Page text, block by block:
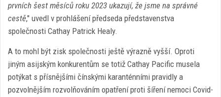
prvních šest měsíců roku 2023 ukazují, že jsme na správné
cestě," uvedl v prohlášení předseda představenstva
společnosti Cathay Patrick Healy.
A to mohl být zisk společnosti ještě výrazně vyšší. Oproti
jiným asijským konkurentům se totiž Cathay Pacific musela
potýkat s přísnějšími čínskými karanténními pravidly a
pozvolnějším rozvolňováním opatření proti šíření nemoci Covid-